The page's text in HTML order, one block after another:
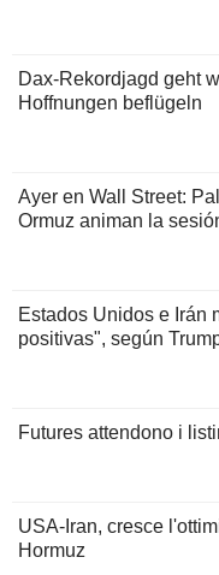
Dax-Rekordjagd geht
Hoffnungen beflügeln
Ayer en Wall Street:
Ormuz animan la
Estados Unidos e Irán
positivas", según
Futures attendono i
USA-Iran, cresce
Hormuz